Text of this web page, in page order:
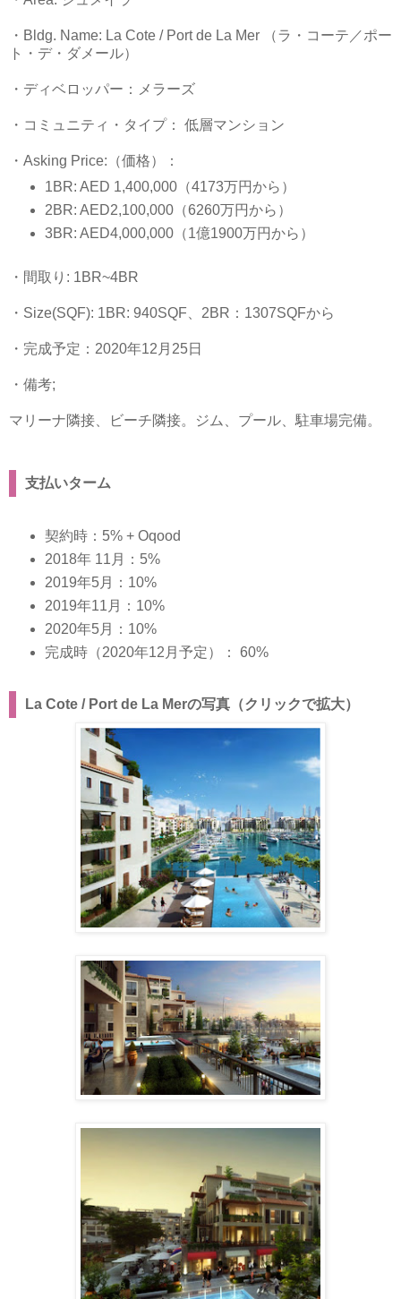
・Bldg. Name: La Cote / Port de La Mer （ラ・コーテ／ポー
ト・デ・ダメール）
・ディベロッパー：メラーズ
・コミュニティ・タイプ： 低層マンション
・Asking Price:（価格）：
1BR: AED 1,400,000（4173万円から）
2BR: AED2,100,000（6260万円から）
3BR: AED4,000,000（1億1900万円から）
・間取り: 1BR~4BR
・Size(SQF): 1BR: 940SQF、2BR：1307SQFから
・完成予定：2020年12月25日
・備考;
マリーナ隣接、ビーチ隣接。ジム、プール、駐車場完備。
支払いターム
契約時：5% + Oqood
2018年 11月：5%
2019年5月：10%
2019年11月：10%
2020年5月：10%
完成時（2020年12月予定）： 60%
La Cote / Port de La Merの写真（クリックで拡大）